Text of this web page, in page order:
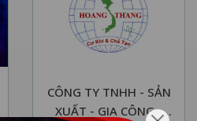
CÔNG TY TNHH - SẢN
XUẤT - GIA CÔNG -